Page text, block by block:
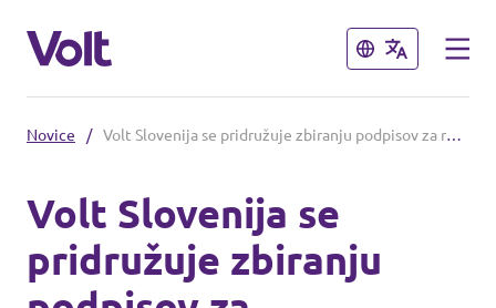
Zapri
Zapri
Program
Novice / Volt Slovenija se pridružuje zbiranju podpisov za referendum
Volt Slovenija se
pridružuje zbiranju